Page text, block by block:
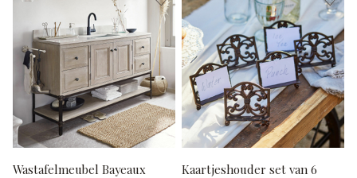
Wastafelmeubel Bayeaux
Kaartjeshouder set van 6